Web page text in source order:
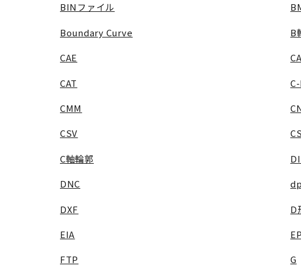
BINファイル
Boundary Curve B
CAE
CAT
CMM
CSV CS
C軸輪郭
DNC
DXF D
EIA
FTP G